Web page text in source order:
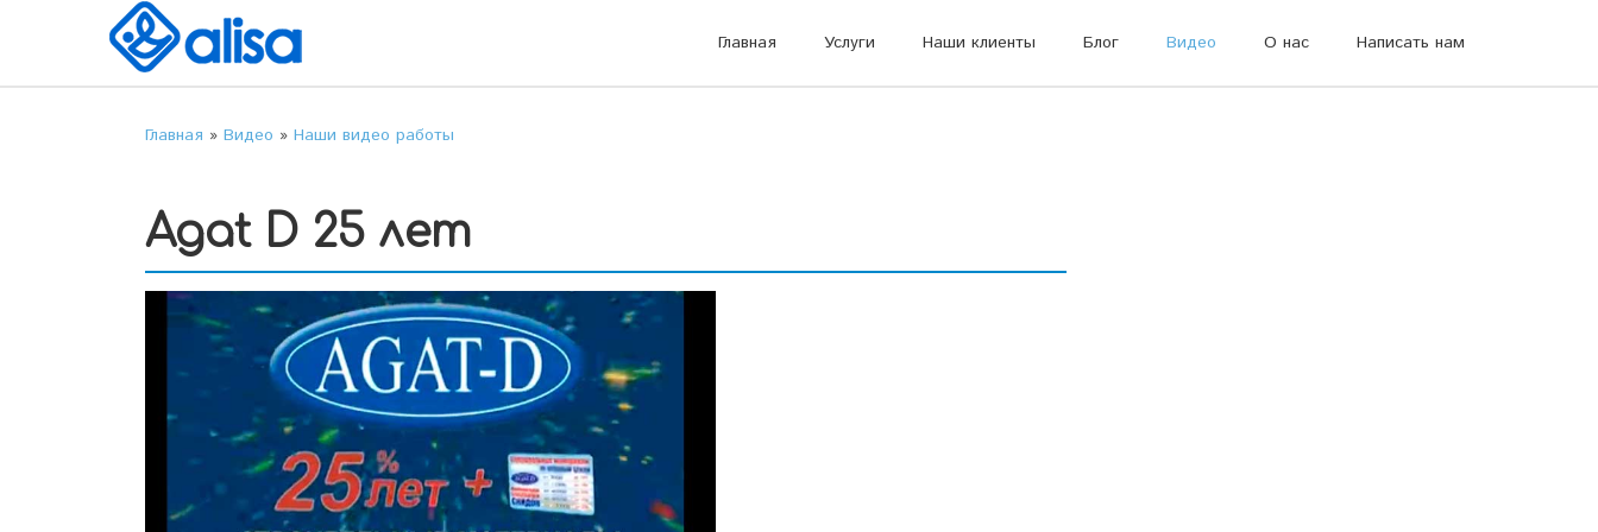
Главная Услуги Наши клиенты Блог Видео О нас Написать нам
Главная » Видео » Наши видео работы
Agat D 25 лет